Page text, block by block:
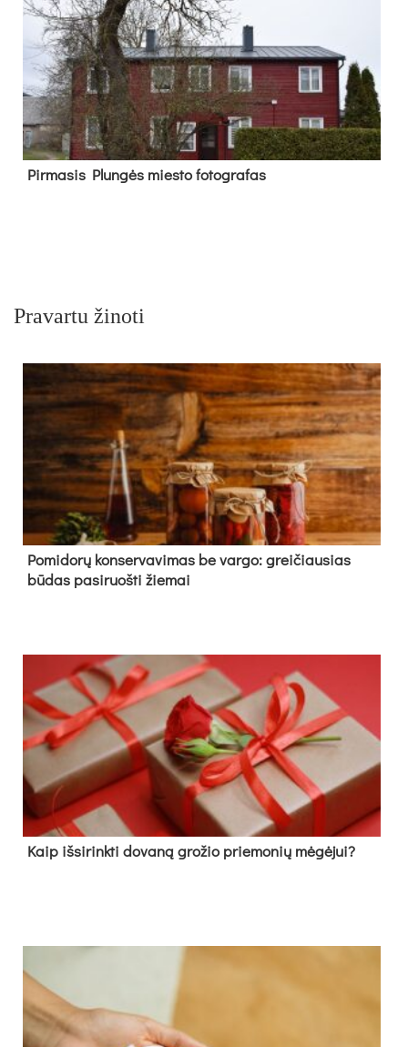
Pir­ma­sis Plun­gės mies­to fo­tog­ra­fas
Pravartu žinoti
Pomidorų konservavimas be vargo: greičiausias
būdas pasiruošti žiemai
Kaip išsirinkti dovaną grožio priemonių mėgėjui?